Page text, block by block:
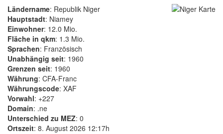
Ländername: Republik Niger
Hauptstadt: Niamey
Einwohner: 12.0 Mio.
Fläche in qkm: 1.3 Mio.
Sprachen: Französisch
Unabhängig seit: 1960
Grenzen seit: 1960
Währung: CFA-Franc
Währungscode: XAF
Vorwahl: +227
Domain: .ne
Unterschied zu MEZ: 0
Ortszeit: 8. August 2026 12:17h